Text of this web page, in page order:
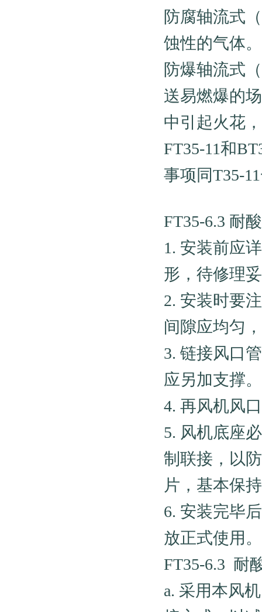
防腐轴流式
蚀性的气体。
防爆轴流式
送易燃爆的
中引起火花
FT35-11和
事项同T35-
FT35-6.3 耐
1. 安装前应
形，待修理
2. 安装时要
间隙应均匀
3. 链接风口
应另加支撑。
4. 再风机风
5. 风机底座
制联接，以
片，基本保
6. 安装完毕
放正式使用。
FT35-6.3 耐
a. 采用本风